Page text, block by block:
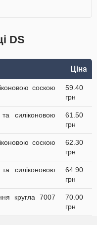
DS
Ціна
соскою
59.40
грн
силіконовою
61.50
грн
соскою
62.30
грн
силіконовою
64.90
грн
кругла 7007
70.00
грн